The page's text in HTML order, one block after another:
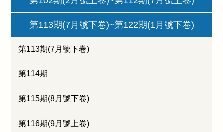
第113期(7月號下卷)~第122期(1月號下卷)
第113期(7月號下卷)
第114期
第115期(8月號下卷)
第116期(9月號上卷)